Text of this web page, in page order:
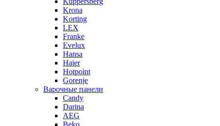
Krona
Korting
LEX
Franke
Evelux
Hansa
Haier
Hotpoint
Gorenje
Варочные панели
Candy
Darina
AEG